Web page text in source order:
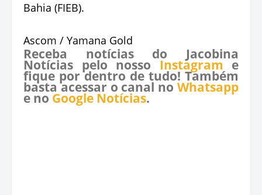
Bahia (FIEB).
Ascom / Yamana Gold
Receba notícias do Jacobina
Notícias pelo nosso Instagram e
fique por dentro de tudo! Também
basta acessar o canal no Whatsapp
e no Google Notícias.